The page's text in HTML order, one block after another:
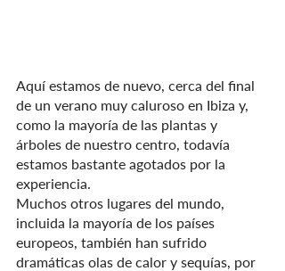
Aquí estamos de nuevo, cerca del final
de un verano muy caluroso en Ibiza y,
como la mayoría de las plantas y
árboles de nuestro centro, todavía
estamos bastante agotados por la
experiencia.
Muchos otros lugares del mundo,
incluida la mayoría de los países
europeos, también han sufrido
dramáticas olas de calor y sequías, por